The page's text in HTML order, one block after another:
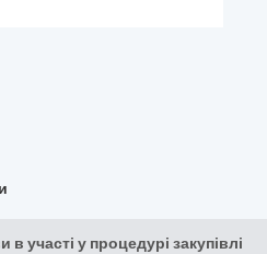
участі у процедурі закупівлі